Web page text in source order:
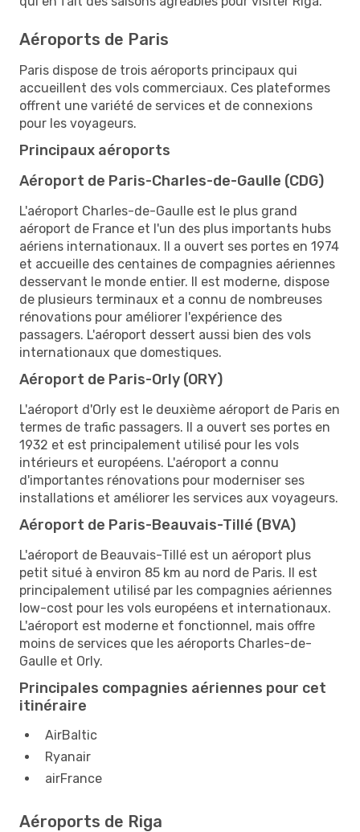
Aéroports de Paris
Paris dispose de trois aéroports principaux qui
accueillent des vols commerciaux. Ces plateformes
offrent une variété de services et de connexions
pour les voyageurs.
Principaux aéroports
Aéroport de Paris-Charles-de-Gaulle (CDG)
L'aéroport Charles-de-Gaulle est le plus grand
aéroport de France et l'un des plus importants hubs
aériens internationaux. Il a ouvert ses portes en 1974
et accueille des centaines de compagnies aériennes
desservant le monde entier. Il est moderne, dispose
de plusieurs terminaux et a connu de nombreuses
rénovations pour améliorer l'expérience des
passagers. L'aéroport dessert aussi bien des vols
internationaux que domestiques.
Aéroport de Paris-Orly (ORY)
L'aéroport d'Orly est le deuxième aéroport de Paris en
termes de trafic passagers. Il a ouvert ses portes en
1932 et est principalement utilisé pour les vols
intérieurs et européens. L'aéroport a connu
d'importantes rénovations pour moderniser ses
installations et améliorer les services aux voyageurs.
Aéroport de Paris-Beauvais-Tillé (BVA)
L'aéroport de Beauvais-Tillé est un aéroport plus
petit situé à environ 85 km au nord de Paris. Il est
principalement utilisé par les compagnies aériennes
low-cost pour les vols européens et internationaux.
L'aéroport est moderne et fonctionnel, mais offre
moins de services que les aéroports Charles-de-
Gaulle et Orly.
Principales compagnies aériennes pour cet
itinéraire
AirBaltic
Ryanair
airFrance
Aéroports de Riga